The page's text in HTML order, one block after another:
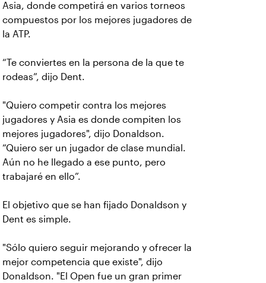
Asia, donde competirá en varios torneos
compuestos por los mejores jugadores de
la ATP.
“Te conviertes en la persona de la que te
rodeas”, dijo Dent.
"Quiero competir contra los mejores
jugadores y Asia es donde compiten los
mejores jugadores", dijo Donaldson.
“Quiero ser un jugador de clase mundial.
Aún no he llegado a ese punto, pero
trabajaré en ello”.
El objetivo que se han fijado Donaldson y
Dent es simple.
"Sólo quiero seguir mejorando y ofrecer la
mejor competencia que existe", dijo
Donaldson. "El Open fue un gran primer